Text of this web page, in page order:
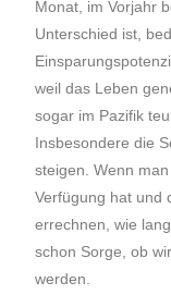
Monat, im Vorjahr
Unterschied ist,
weil das Leben
sogar im Pazifik
Insbesondere die
steigen. Wenn
Verfügung hat und
errechnen, wie
schon Sorge, ob
werden.